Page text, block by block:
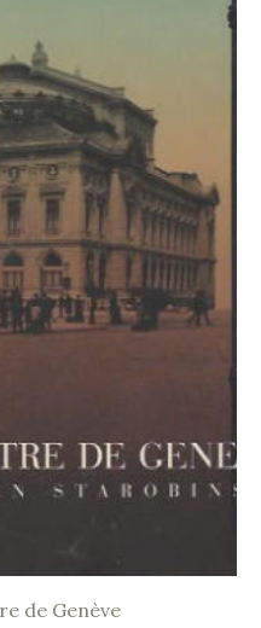
de Genève